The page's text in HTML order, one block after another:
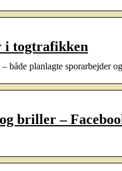
i togtrafikken
planlagte sporarbejder
briller –